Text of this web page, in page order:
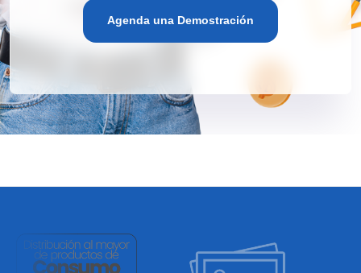
Agenda una Demostración